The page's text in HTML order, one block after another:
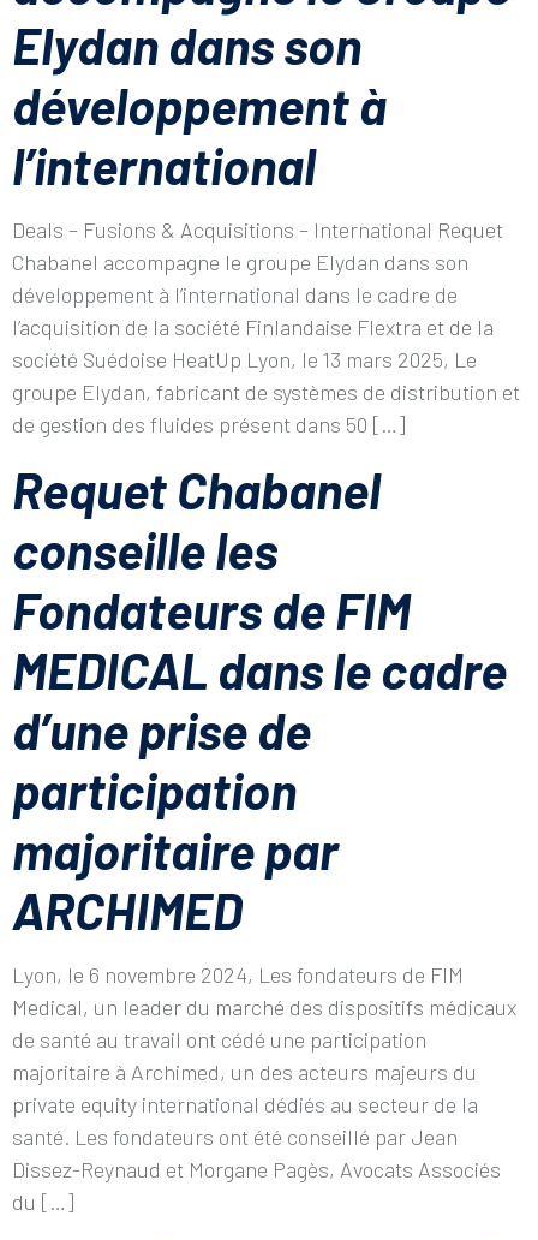
Elydan dans son
développement à
l’international
Deals – Fusions & Acquisitions – International Requet
Chabanel accompagne le groupe Elydan dans son
développement à l’international dans le cadre de
l’acquisition de la société Finlandaise Flextra et de la
société Suédoise HeatUp Lyon, le 13 mars 2025, Le
groupe Elydan, fabricant de systèmes de distribution et
de gestion des fluides présent dans 50 […]
Requet Chabanel
conseille les
Fondateurs de FIM
MEDICAL dans le cadre
d’une prise de
participation
majoritaire par
ARCHIMED
Lyon, le 6 novembre 2024, Les fondateurs de FIM
Medical, un leader du marché des dispositifs médicaux
de santé au travail ont cédé une participation
majoritaire à Archimed, un des acteurs majeurs du
private equity international dédiés au secteur de la
santé. Les fondateurs ont été conseillé par Jean
Dissez-Reynaud et Morgane Pagès, Avocats Associés
du […]